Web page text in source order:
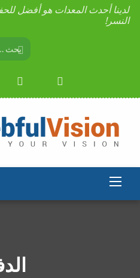
لدينا أحدث المعدات هو أفضل
النسر!